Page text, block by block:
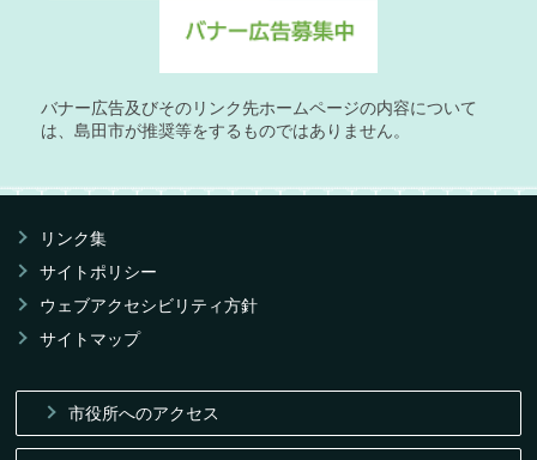
バナー広告及びそのリンク先ホームページの内容について
は、島田市が推奨等をするものではありません。
リンク集
サイトポリシー
ウェブアクセシビリティ方針
サイトマップ
市役所へのアクセス